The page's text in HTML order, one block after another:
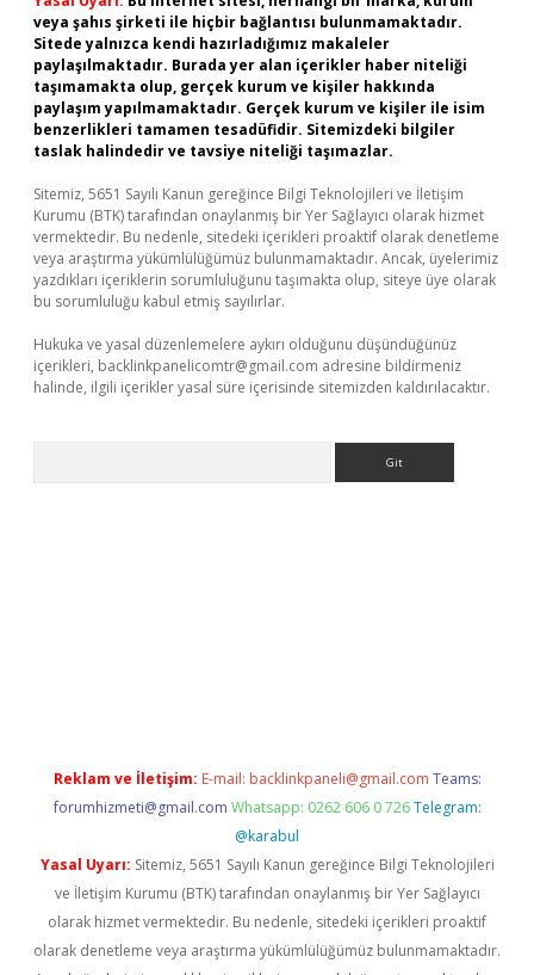
veya şahıs şirketi ile hiçbir bağlantısı bulunmamaktadır.
Sitede yalnızca kendi hazırladığımız makaleler
paylaşılmaktadır. Burada yer alan içerikler haber niteliği
taşımamakta olup, gerçek kurum ve kişiler hakkında
paylaşım yapılmamaktadır. Gerçek kurum ve kişiler ile isim
benzerlikleri tamamen tesadüfidir. Sitemizdeki bilgiler
taslak halindedir ve tavsiye niteliği taşımazlar.
Sitemiz, 5651 Sayılı Kanun gereğince Bilgi Teknolojileri ve İletişim
Kurumu (BTK) tarafından onaylanmış bir Yer Sağlayıcı olarak hizmet
vermektedir. Bu nedenle, sitedeki içerikleri proaktif olarak denetleme
veya araştırma yükümlülüğümüz bulunmamaktadır. Ancak, üyelerimiz
yazdıkları içeriklerin sorumluluğunu taşımakta olup, siteye üye olarak
bu sorumluluğu kabul etmiş sayılırlar.
Hukuka ve yasal düzenlemelere aykırı olduğunu düşündüğünüz
içerikleri, backlinkpanelicomtr@gmail.com adresine bildirmeniz
halinde, ilgili içerikler yasal süre içerisinde sitemizden kaldırılacaktır.
Reklam ve İletişim: E-mail: backlinkpaneli@gmail.com Teams:
forumhizmeti@gmail.com Whatsapp: 0262 606 0 726 Telegram:
@karabul
Yasal Uyarı: Sitemiz, 5651 Sayılı Kanun gereğince Bilgi Teknolojileri
ve İletişim Kurumu (BTK) tarafından onaylanmış bir Yer Sağlayıcı
olarak hizmet vermektedir. Bu nedenle, sitedeki içerikleri proaktif
olarak denetleme veya araştırma yükümlülüğümüz bulunmamaktadır.